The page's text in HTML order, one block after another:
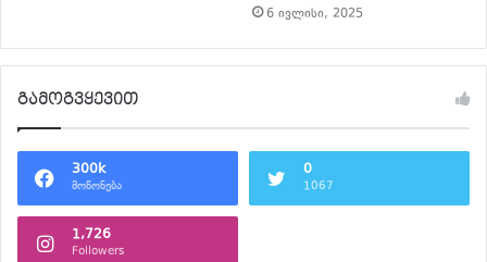
6 ივლისი, 2025
გამოგვყევით
300k
მოწონება
0
1067
1,726
Followers